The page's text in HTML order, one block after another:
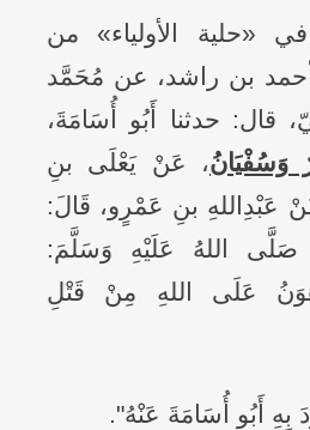
«حلية الأولياء» من
بن راشد، عن مُحَمَّد
قال: حدثنا أَبُو أُسَامَةَ،
وَسُفْيَانُ، عَنْ يَعْلَى بنِ
عَبْدِاللهِ بنِ عَمْرٍو، قَالَ:
اللهُ عَلَيْهِ وَسَلَّمَ:
عَلَى اللهِ مِنْ قَتْلِ
بِهِ أَبُو أُسَامَةَ عَنْهُ".